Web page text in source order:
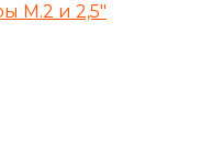
M.2 и 2,5″